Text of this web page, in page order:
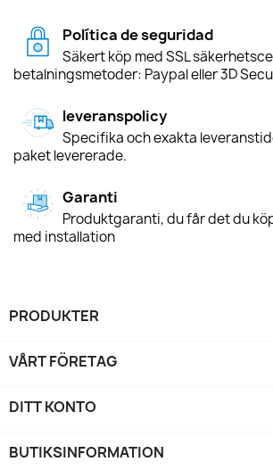
Política de seguridad
Säkert köp med SSL
betalningsmetoder: Paypal eller 3D
leveranspolicy
Specifika och exakta
paket levererade.
Garanti
Produktgaranti, du får det du
med installation
PRODUKTER
VÅRT FÖRETAG
DITT KONTO
BUTIKSINFORMATION